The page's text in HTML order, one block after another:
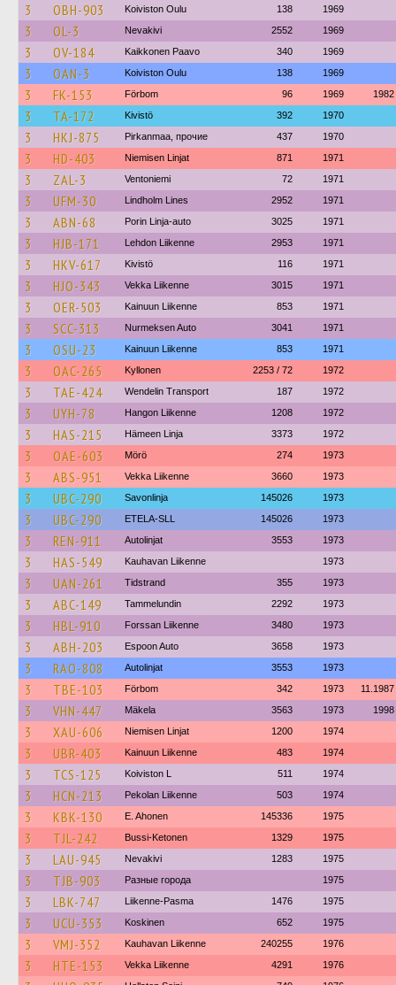
3 OBH-903 Koiviston Oulu 138 1969
3 OL-3 Nevakivi 2552 1969
3 OV-184 Kaikkonen Paavo 340 1969
3 OAN-3 Koiviston Oulu 138 1969
3 FK-153 Förbom 96 1969 1982
3 TA-172 Kivistö 392 1970
3 HKJ-875 Pirkanmaa, прочие 437 1970
3 HD-403 Niemisen Linjat 871 1971
3 ZAL-3 Ventoniemi 72 1971
3 UFM-30 Lindholm Lines 2952 1971
3 ABN-68 Porin Linja-auto 3025 1971
3 HJB-171 Lehdon Liikenne 2953 1971
3 HKV-617 Kivistö 116 1971
3 HJO-343 Vekka Liikenne 3015 1971
3 OER-503 Kainuun Liikenne 853 1971
3 SCC-313 Nurmeksen Auto 3041 1971
3 OSU-23 Kainuun Liikenne 853 1971
3 OAC-265 Kyllonen 2253 / 72 1972
3 TAE-424 Wendelin Transport 187 1972
3 UYH-78 Hangon Liikenne 1208 1972
3 HAS-215 Hämeen Linja 3373 1972
3 OAE-603 Mörö 274 1973
3 ABS-951 Vekka Liikenne 3660 1973
3 UBC-290 Savonlinja 145026 1973
3 UBC-290 ETELA-SLL 145026 1973
3 REN-911 Autolinjat 3553 1973
3 HAS-549 Kauhavan Liikenne 1973
3 UAN-261 Tidstrand 355 1973
3 ABC-149 Tammelundin 2292 1973
3 HBL-910 Forssan Liikenne 3480 1973
3 ABH-203 Espoon Auto 3658 1973
3 RAO-808 Autolinjat 3553 1973
3 TBE-103 Förbom 342 1973 11.1987
3 VHN-447 Mäkela 3563 1973 1998
3 XAU-606 Niemisen Linjat 1200 1974
3 UBR-403 Kainuun Liikenne 483 1974
3 TCS-125 Koiviston L 511 1974
3 HCN-213 Pekolan Liikenne 503 1974
3 KBK-130 E. Ahonen 145336 1975
3 TJL-242 Bussi-Ketonen 1329 1975
3 LAU-945 Nevakivi 1283 1975
3 TJB-903 Разные города 1975
3 LBK-747 Liikenne-Pasma 1476 1975
3 UCU-353 Koskinen 652 1975
3 VMJ-352 Kauhavan Liikenne 240255 1976
3 HTE-153 Vekka Liikenne 4291 1976